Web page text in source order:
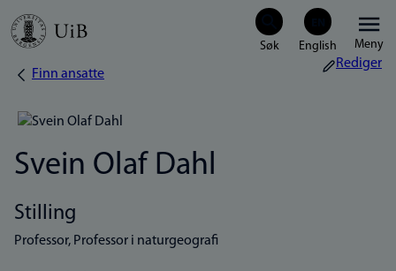
Hopp
Meny
Navigasjonssti
Finn ansatte
Rediger
Svein Olaf Dahl
Stilling
Professor, Professor i naturgeografi